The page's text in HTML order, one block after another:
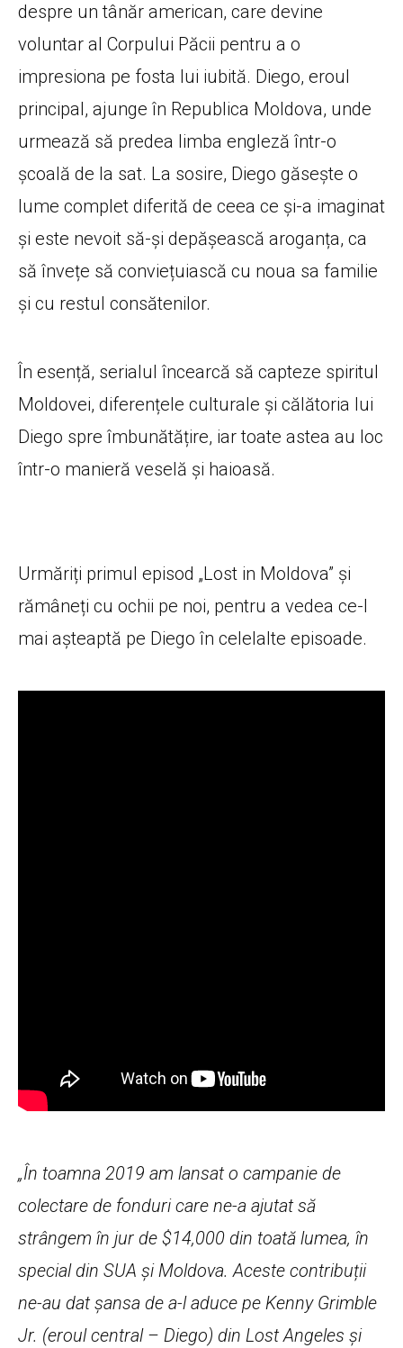
despre un tânăr american, care devine
voluntar al Corpului Păcii pentru a o
impresiona pe fosta lui iubită. Diego, eroul
principal, ajunge în Republica Moldova, unde
urmează să predea limba engleză într-o
școală de la sat. La sosire, Diego găsește o
lume complet diferită de ceea ce și-a imaginat
și este nevoit să-și depășească aroganța, ca
să învețe să conviețuiască cu noua sa familie
și cu restul consătenilor.
În esență, serialul încearcă să capteze spiritul
Moldovei, diferențele culturale și călătoria lui
Diego spre îmbunătățire, iar toate astea au loc
într-o manieră veselă și haioasă.
Urmăriți primul episod „Lost in Moldova” și
rămâneți cu ochii pe noi, pentru a vedea ce-l
mai așteaptă pe Diego în celelalte episoade.
„În toamna 2019 am lansat o campanie de
colectare de fonduri care ne-a ajutat să
strângem în jur de $14,000 din toată lumea, în
special din SUA și Moldova. Aceste contribuții
ne-au dat șansa de a-l aduce pe Kenny Grimble
Jr. (eroul central – Diego) din Lost Angeles și